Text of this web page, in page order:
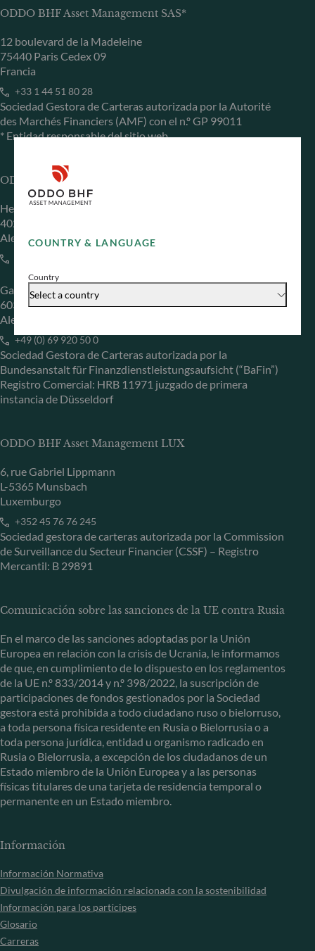
COUNTRY & LANGUAGE
Country
Select a country
ODDO BHF Asset Management SAS*
12 boulevard de la Madeleine
75440 Paris Cedex 09
Francia
+33 1 44 51 80 28
Sociedad Gestora de Carteras autorizada por la Autorité
des Marchés Financiers (AMF) con el n.º GP 99011
* Entidad responsable del sitio web
ODDO BHF Asset Management GmbH
Herzogstraße 15
40217 Düsseldorf
Alemania
Gallusanlage 8
60329 Frankfurt am Main
Alemania
+49 (0) 69 920 50 0
Sociedad Gestora de Carteras autorizada por la
Bundesanstalt für Finanzdienstleistungsaufsicht (“BaFin”)
Registro Comercial: HRB 11971 juzgado de primera
instancia de Düsseldorf
ODDO BHF Asset Management LUX
6, rue Gabriel Lippmann
L-5365 Munsbach
Luxemburgo
+352 45 76 76 245
Sociedad gestora de carteras autorizada por la Commission
de Surveillance du Secteur Financier (CSSF) – Registro
Mercantil: B 29891
Comunicación sobre las sanciones de la UE contra Rusia
En el marco de las sanciones adoptadas por la Unión
Europea en relación con la crisis de Ucrania, le informamos
de que, en cumplimiento de lo dispuesto en los reglamentos
de la UE n.º 833/2014 y n.º 398/2022, la suscripción de
participaciones de fondos gestionados por la Sociedad
gestora está prohibida a todo ciudadano ruso o bielorruso,
a toda persona física residente en Rusia o Bielorrusia o a
toda persona jurídica, entidad u organismo radicado en
Rusia o Bielorrusia, a excepción de los ciudadanos de un
Estado miembro de la Unión Europea y a las personas
físicas titulares de una tarjeta de residencia temporal o
permanente en un Estado miembro.
Información
Información Normativa
Divulgación de información relacionada con la sostenibilidad
Información para los partícipes
Glosario
Carreras